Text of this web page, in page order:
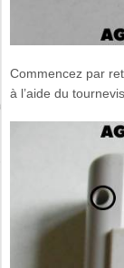
Commencez par
à l’aide du